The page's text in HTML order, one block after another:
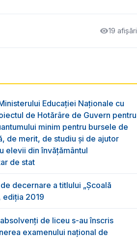
19 afișări
Educației Naționale cu
de Hotărâre de Guvern pentru
minim pentru bursele de
de merit, de studiu și de ajutor
elevii din învățământul
de stat
decernare a titlului „Şcoală
ediția 2019
de liceu s-au înscris
examenului naţional de